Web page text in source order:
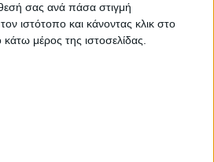
σας ανά πάσα στιγμή
ιστότοπο και κάνοντας κλικ στο
μέρος της ιστοσελίδας.